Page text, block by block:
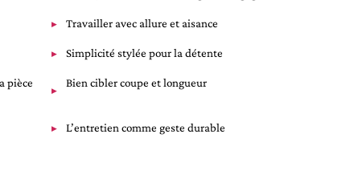
Travailler avec allure et aisance
Simplicité stylée pour la détente
pièce
Bien cibler coupe et longueur
L’entretien comme geste durable